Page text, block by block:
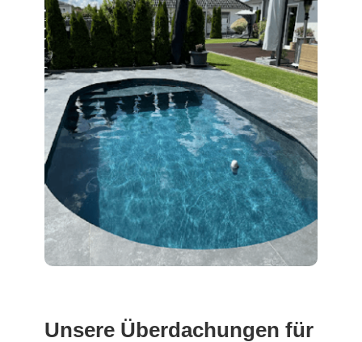
Unsere Überdachungen für